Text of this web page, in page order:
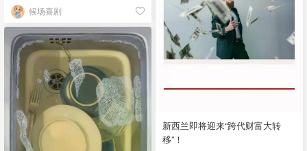
候场喜剧
新西兰即将迎来“跨代财富大转
移”！